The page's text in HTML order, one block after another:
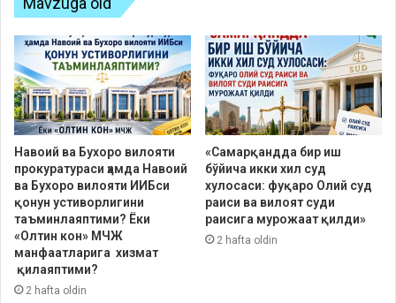
Навоий ва Бухоро вилояти
прокуратураси ҳамда Навоий
ва Бухоро вилояти ИИБси
қонун устиворлигини
таъминлаяптими? Ёки
«Олтин кон» МЧЖ
манфаатларига хизмат
қилаяптими?
2 hafta oldin
«Самарқандда бир иш
бўйича икки хил суд
хулосаси: фуқаро Олий суд
раиси ва вилоят суди
раисига мурожаат қилди»
2 hafta oldin